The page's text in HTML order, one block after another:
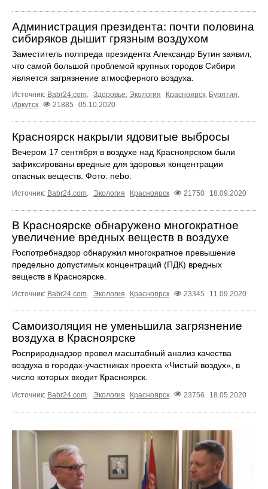
Администрация президента: почти половина
сибиряков дышит грязным воздухом
Заместитель полпреда президента Александр Бутин заявил,
что самой большой проблемой крупных городов Сибири
является загрязнение атмосферного воздуха.
Источник: Babr24.com. Здоровье, Экология Красноярск, Бурятия,
Иркутск
21885 05.10.2020
Красноярск накрыли ядовитые выбросы
Вечером 17 сентября в воздухе над Красноярском были
зафиксированы вредные для здоровья концентрации
опасных веществ. Фото: nebo.
Источник: Babr24.com. Экология Красноярск 21750 18.09.2020
В Красноярске обнаружено многократное
увеличение вредных веществ в воздухе
Роспотребнадзор обнаружил многократное превышение
предельно допустимых концентраций (ПДК) вредных
веществ в Красноярске.
Источник: Babr24.com. Экология Красноярск 23345 11.09.2020
Самоизоляция не уменьшила загрязнение
воздуха в Красноярске
Росприроднадзор провел масштабный анализ качества
воздуха в городах-участниках проекта «Чистый воздух», в
число которых входит Красноярск.
Источник: Babr24.com Экология Красноярск 23756 18.05.2020